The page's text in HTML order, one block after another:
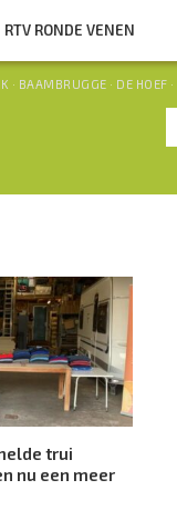
RTV RONDE VENEN
· BAAMBRUGGE · DE HOEF ·
trui
nu een meer